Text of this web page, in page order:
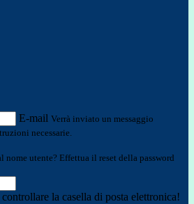
E-mail Verrà inviato un messaggio
necessarie.
nome utente? Effettua il reset della password
la casella di posta elettronica!